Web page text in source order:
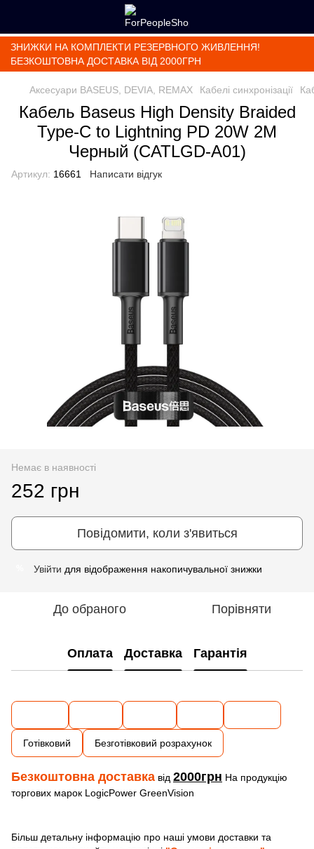
ЗНИЖКИ НА КОМПЛЕКТИ РЕЗЕРВНОГО ЖИВЛЕННЯ!
БЕЗКОШТОВНА ДОСТАВКА ВІД 2000ГРН
Аксесуари BASEUS, DEVIA, REMAX Кабелі синхронізації
Кабель Baseus High Density Braided
Type-C to Lightning PD 20W 2M
Черный (CATLGD-A01)
Артикул: 16661 Написати відгук
Немає в наявності
252 грн
Повідомити, коли з'явиться
Увійти для відображення накопичувальної знижки
До обраного Порівняти
Оплата Доставка Гарантія
Готівковий Безготівковий розрахунок
Безкоштовна доставка від 2000грн На продукцію
торгових марок LogicPower GreenVision
Більш детальну інформацію про наші умови доставки та